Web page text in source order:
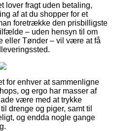
lover fragt uden betaling,
af at du shopper for et
foretrække den prisbilligste
– uden hensyn til om
eller Tønder – vil være at få
for enhver at sammenligne
og ergo har masser af
være med at trykke
drenge og piger, samt til
og endda nogle gange